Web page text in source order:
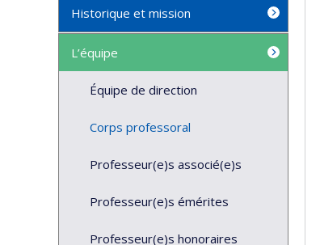
Historique et mission
L’équipe
Équipe de direction
Corps professoral
Professeur(e)s associé(e)s
Professeur(e)s émérites
Professeur(e)s honoraires